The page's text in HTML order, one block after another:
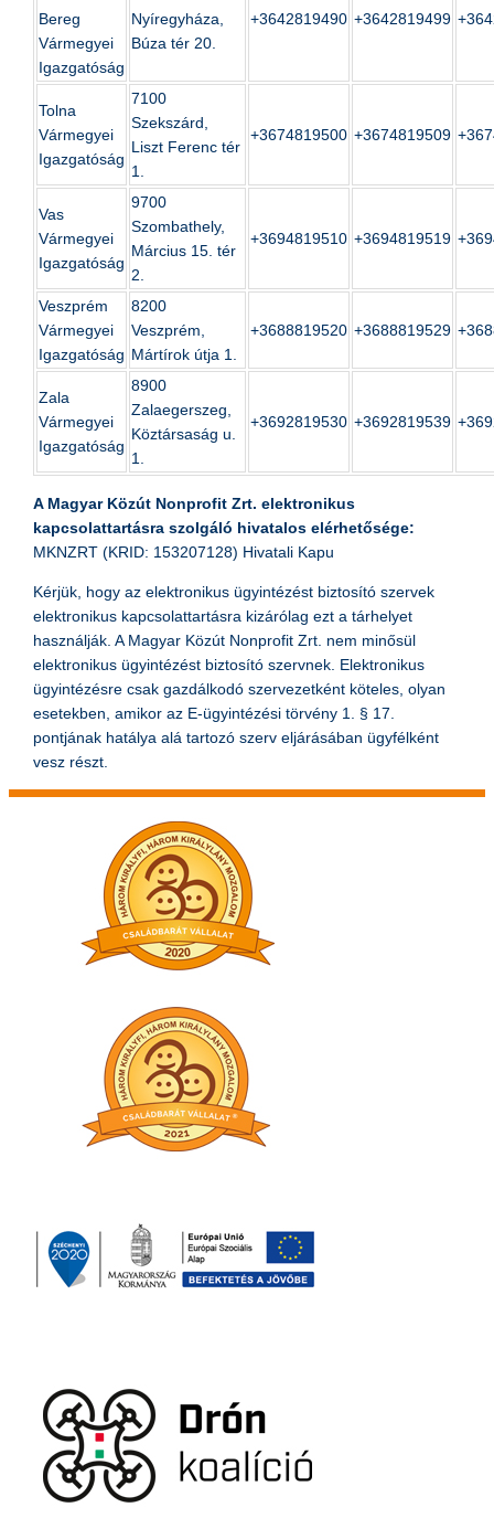
Bereg
Vármegyei
Igazgatóság
Nyíregyháza,
Búza tér 20.
+3642819490 +3642819499
Tolna
Vármegyei
Igazgatóság
7100
Szekszárd,
Liszt Ferenc tér
1.
+3674819500 +3674819509
Vas
Vármegyei
Igazgatóság
9700
Szombathely,
Március 15. tér
2.
+3694819510 +3694819519
Veszprém
Vármegyei
Igazgatóság
8200
Veszprém,
Mártírok útja 1.
+3688819520 +3688819529
Zala
Vármegyei
Igazgatóság
8900
Zalaegerszeg,
Köztársaság u.
1.
+3692819530 +3692819539
A Magyar Közút Nonprofit Zrt. elektronikus
kapcsolattartásra szolgáló hivatalos elérhetősége:
MKNZRT (KRID: 153207128) Hivatali Kapu
Kérjük, hogy az elektronikus ügyintézést biztosító szervek
elektronikus kapcsolattartásra kizárólag ezt a tárhelyet
használják. A Magyar Közút Nonprofit Zrt. nem minősül
elektronikus ügyintézést biztosító szervnek. Elektronikus
ügyintézésre csak gazdálkodó szervezetként köteles, olyan
esetekben, amikor az E-ügyintézési törvény 1. § 17.
pontjának hatálya alá tartozó szerv eljárásában ügyfélként
vesz részt.